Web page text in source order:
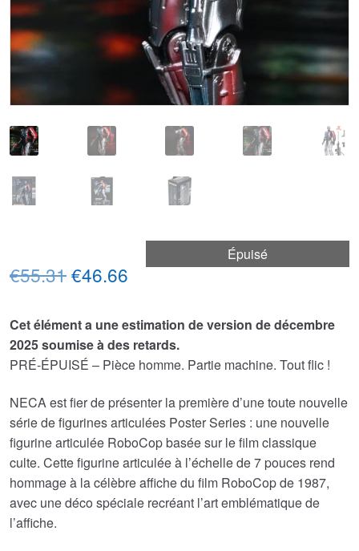
Épuisé
€55.31Le
initial
était :
€46.66 Le
actuel
est :
Cet élément a une estimation de version de décembre
2025 soumise à des retards.
PRÉ-ÉPUISÉ – Pièce homme. Partie machine. Tout flic !
NECA est fier de présenter la première d’une toute nouvelle
série de figurines articulées Poster Series : une nouvelle
figurine articulée RoboCop basée sur le film classique
culte. Cette figurine articulée à l’échelle de 7 pouces rend
hommage à la célèbre affiche du film RoboCop de 1987,
avec une déco spéciale recréant l’art emblématique de
l’affiche.